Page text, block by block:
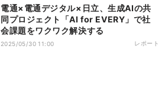
電通×電通デジタル×日立、生成AIの共
同プロジェクト「AI for EVERY」で社
会課題をワクワク解決する
2025/05/30 11:00 レポート